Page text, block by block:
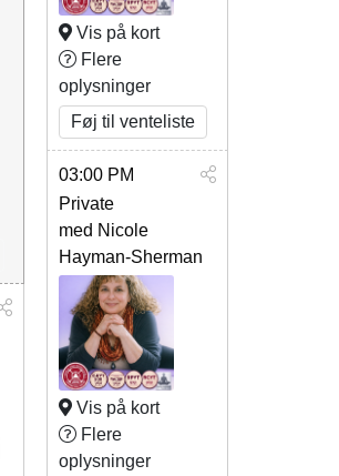
Vis på kort
Flere
oplysninger
Føj til venteliste
03:00 PM
Private
med Nicole
Hayman-Sherman
Vis på kort
Flere
oplysninger